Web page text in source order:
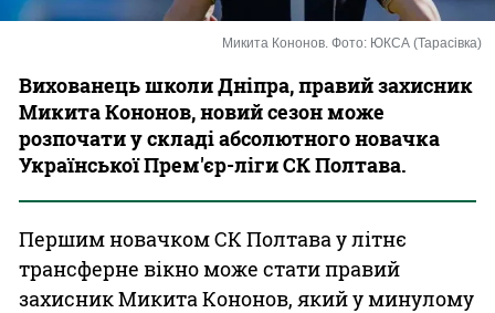
Микита Кононов. Фото: ЮКСА (Тарасівка)
Вихованець школи Дніпра, правий захисник
Микита Кононов, новий сезон може
розпочати у складі абсолютного новачка
Української Прем'єр-ліги СК Полтава.
Першим новачком СК Полтава у літнє
трансферне вікно може стати правий
захисник Микита Кононов, який у минулому